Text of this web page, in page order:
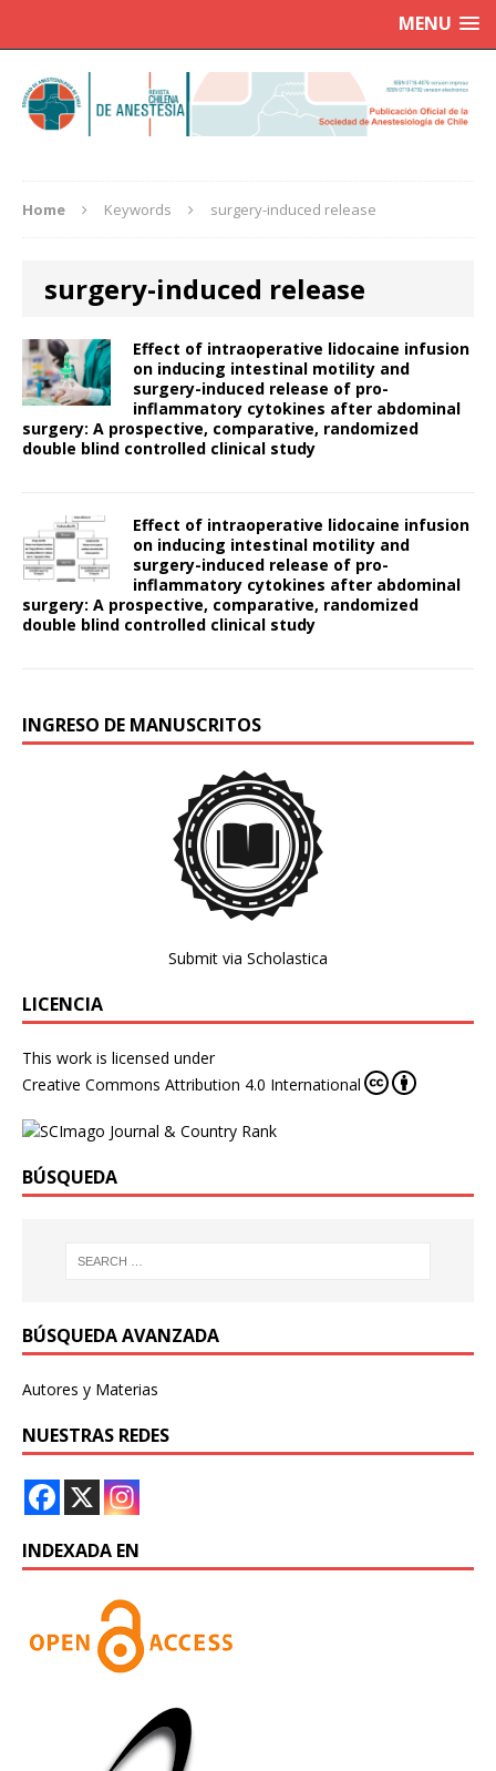
MENU
Home Keywords surgery-induced release
surgery-induced release
Effect of intraoperative lidocaine infusion
on inducing intestinal motility and
surgery-induced release of pro-
inflammatory cytokines after abdominal
surgery: A prospective, comparative, randomized
double blind controlled clinical study
Effect of intraoperative lidocaine infusion
on inducing intestinal motility and
surgery-induced release of pro-
inflammatory cytokines after abdominal
surgery: A prospective, comparative, randomized
double blind controlled clinical study
INGRESO DE MANUSCRITOS
Submit via Scholastica
LICENCIA
This work is licensed under
Creative Commons Attribution 4.0 International
BÚSQUEDA
BÚSQUEDA AVANZADA
Autores y Materias
NUESTRAS REDES
INDEXADA EN